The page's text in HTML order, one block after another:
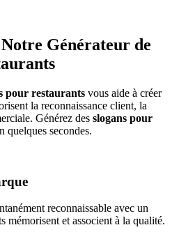
Générateur de
pour restaurants vous aide à créer
la reconnaissance client, la
Générez des slogans pour
quelques secondes.
reconnaissable avec un
mémorisent et associent à la qualité.